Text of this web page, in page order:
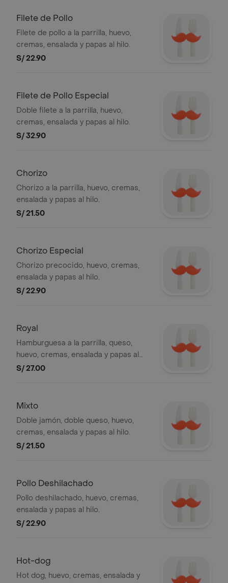
Filete de Pollo
Filete de pollo a la parrilla, huevo,
cremas, ensalada y papas al hilo.
S/ 22.90
Filete de Pollo Especial
Doble filete a la parrilla, huevo,
cremas, ensalada y papas al hilo.
S/ 32.90
Chorizo
Chorizo a la parrilla, huevo, cremas,
ensalada y papas al hilo.
S/ 21.50
Chorizo Especial
Chorizo precocido, huevo, cremas,
ensalada y papas al hilo.
S/ 22.90
Royal
Hamburguesa a la parrilla, queso,
huevo, cremas, ensalada y papas al
hilo.
S/ 27.00
Mixto
Doble jamón, doble queso, huevo,
cremas, ensalada y papas al hilo.
S/ 21.50
Pollo Deshilachado
Pollo deshilachado, huevo, cremas,
ensalada y papas al hilo.
S/ 22.90
Hot-dog
Hot dog, huevo, cremas, ensalada y